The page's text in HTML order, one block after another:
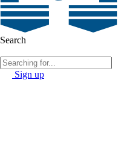
Search
Sign up